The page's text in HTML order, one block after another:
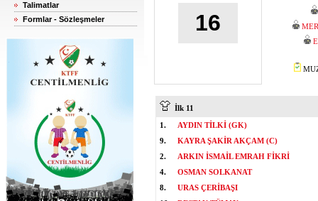
Talimatlar
Formlar - Sözleşmeler
16
İlk 11
1.
AYDIN TİLKİ (GK)
9.
KAYRA ŞAKİR AKÇAM (C)
2.
ARKIN İSMAİL EMRAH FİKRİ
4.
OSMAN SOLKANAT
8.
URAS ÇERİBAŞI